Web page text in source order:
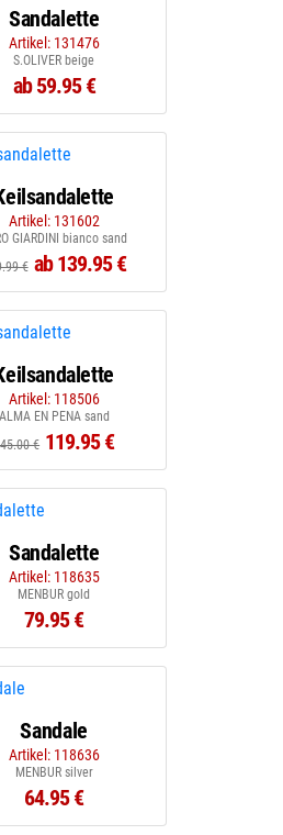
Sandalette
Artikel: 131476
S.OLIVER beige
ab 59.95 €
Artikel: 131602
GIARDINI bianco sand
€ ab 139.95 €
Artikel: 118506
ALMA EN PENA sand
€ 119.95 €
Sandalette
Artikel: 118635
MENBUR gold
79.95 €
Sandale
Artikel: 118636
MENBUR silver
64.95 €